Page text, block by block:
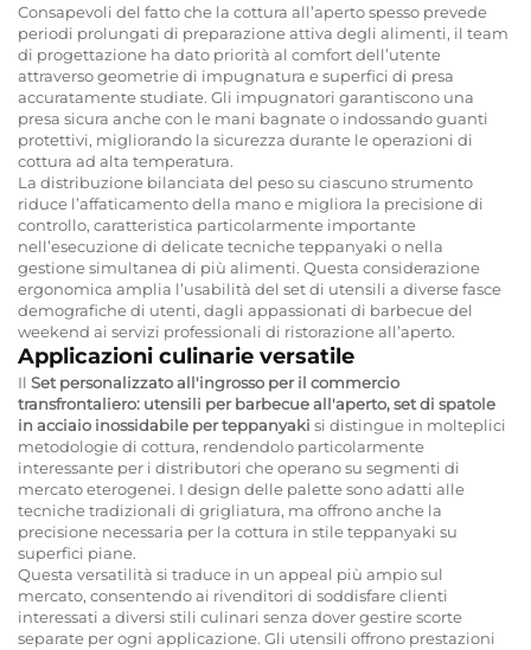
Consapevoli del fatto che la cottura all’aperto spesso prevede
periodi prolungati di preparazione attiva degli alimenti, il team
di progettazione ha dato priorità al comfort dell’utente
attraverso geometrie di impugnatura e superfici di presa
accuratamente studiate. Gli impugnatori garantiscono una
presa sicura anche con le mani bagnate o indossando guanti
protettivi, migliorando la sicurezza durante le operazioni di
cottura ad alta temperatura.
La distribuzione bilanciata del peso su ciascuno strumento
riduce l’affaticamento della mano e migliora la precisione di
controllo, caratteristica particolarmente importante
nell’esecuzione di delicate tecniche teppanyaki o nella
gestione simultanea di più alimenti. Questa considerazione
ergonomica amplia l’usabilità del set di utensili a diverse fasce
demografiche di utenti, dagli appassionati di barbecue del
weekend ai servizi professionali di ristorazione all’aperto.
Applicazioni culinarie versatile
Il Set personalizzato all'ingrosso per il commercio
transfrontaliero: utensili per barbecue all'aperto, set di spatole
in acciaio inossidabile per teppanyaki si distingue in molteplici
metodologie di cottura, rendendolo particolarmente
interessante per i distributori che operano su segmenti di
mercato eterogenei. I design delle palette sono adatti alle
tecniche tradizionali di grigliatura, ma offrono anche la
precisione necessaria per la cottura in stile teppanyaki su
superfici piane.
Questa versatilità si traduce in un appeal più ampio sul
mercato, consentendo ai rivenditori di soddisfare clienti
interessati a diversi stili culinari senza dover gestire scorte
separate per ogni applicazione. Gli utensili offrono prestazioni